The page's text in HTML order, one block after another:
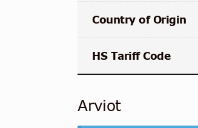
Country of Origin
HS Tariff Code
Arviot